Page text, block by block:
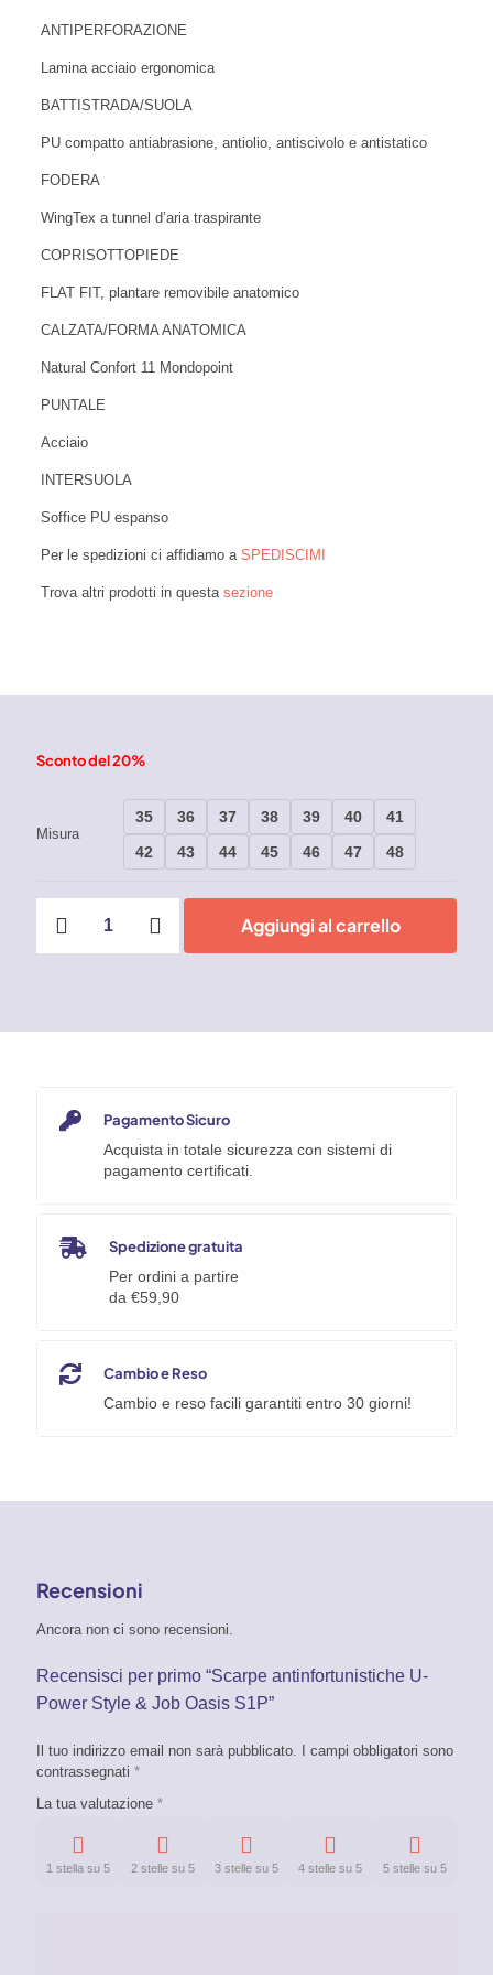
ANTIPERFORAZIONE
Lamina acciaio ergonomica
BATTISTRADA/SUOLA
PU compatto antiabrasione, antiolio, antiscivolo e antistatico
FODERA
WingTex a tunnel d’aria traspirante
COPRISOTTOPIEDE
FLAT FIT, plantare removibile anatomico
CALZATA/FORMA ANATOMICA
Natural Confort 11 Mondopoint
PUNTALE
Acciaio
INTERSUOLA
Soffice PU espanso
Per le spedizioni ci affidiamo a SPEDISCIMI
Trova altri prodotti in questa sezione
Sconto del 20%
Misura
35 36 37 38 39 40
41
42
43 44 45 46 47 48
antinfortunistiche
Job
Aggiungi al carrello
Pagamento Sicuro
Acquista in totale sicurezza con sistemi di
pagamento certificati.
Spedizione gratuita
Per ordini a partire
da €59,90
Cambio e Reso
Cambio e reso facili garantiti entro 30 giorni!
Recensioni
Ancora non ci sono recensioni.
Recensisci per primo “Scarpe antinfortunistiche U-
Power Style & Job Oasis S1P”
Il tuo indirizzo email non sarà pubblicato. I campi obbligatori sono
contrassegnati *
La tua valutazione *
1 stella su 5 2 stelle su 5 3 stelle su 5 4 stelle su 5 5 stelle su 5